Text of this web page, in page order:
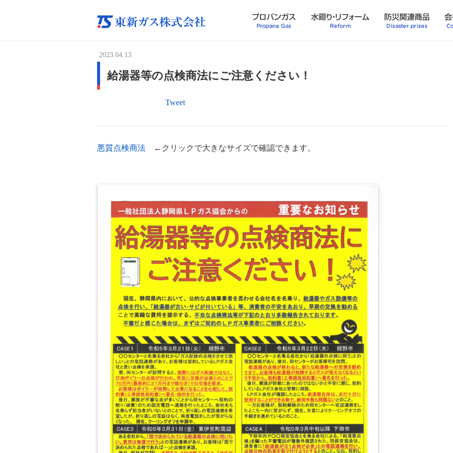
2023.04.13
給湯器等の点検商法にご注意ください！
Tweet
悪質点検商法 ←クリックで大きなサイズで確認できます。